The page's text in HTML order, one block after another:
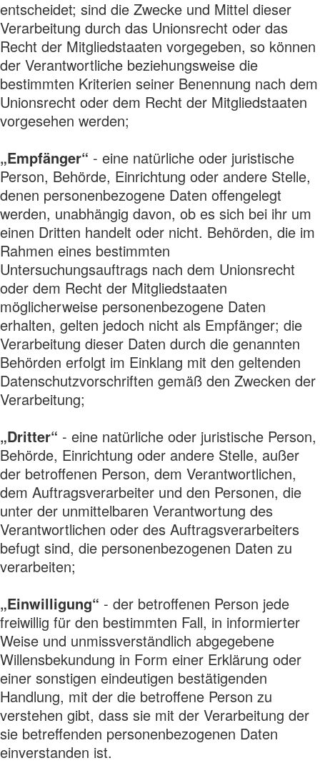
entscheidet; sind die Zwecke und Mittel dieser
Verarbeitung durch das Unionsrecht oder das
Recht der Mitgliedstaaten vorgegeben, so können
der Verantwortliche beziehungsweise die
bestimmten Kriterien seiner Benennung nach dem
Unionsrecht oder dem Recht der Mitgliedstaaten
vorgesehen werden;
„Empfänger“ - eine natürliche oder juristische
Person, Behörde, Einrichtung oder andere Stelle,
denen personenbezogene Daten offengelegt
werden, unabhängig davon, ob es sich bei ihr um
einen Dritten handelt oder nicht. Behörden, die im
Rahmen eines bestimmten
Untersuchungsauftrags nach dem Unionsrecht
oder dem Recht der Mitgliedstaaten
möglicherweise personenbezogene Daten
erhalten, gelten jedoch nicht als Empfänger; die
Verarbeitung dieser Daten durch die genannten
Behörden erfolgt im Einklang mit den geltenden
Datenschutzvorschriften gemäß den Zwecken der
Verarbeitung;
„Dritter“ - eine natürliche oder juristische Person,
Behörde, Einrichtung oder andere Stelle, außer
der betroffenen Person, dem Verantwortlichen,
dem Auftragsverarbeiter und den Personen, die
unter der unmittelbaren Verantwortung des
Verantwortlichen oder des Auftragsverarbeiters
befugt sind, die personenbezogenen Daten zu
verarbeiten;
„Einwilligung“ - der betroffenen Person jede
freiwillig für den bestimmten Fall, in informierter
Weise und unmissverständlich abgegebene
Willensbekundung in Form einer Erklärung oder
einer sonstigen eindeutigen bestätigenden
Handlung, mit der die betroffene Person zu
verstehen gibt, dass sie mit der Verarbeitung der
sie betreffenden personenbezogenen Daten
einverstanden ist.